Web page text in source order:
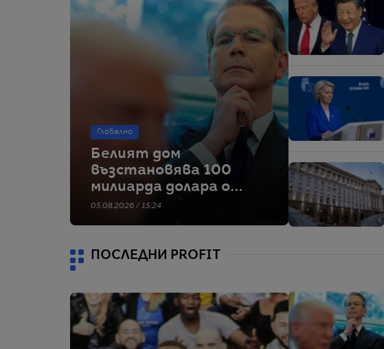
Глобално
Белият дом
възстановява 100
милиарда долара от
митата, наложени в
05.08.2026 / 15:24
ПОСЛЕДНИ PROFIT